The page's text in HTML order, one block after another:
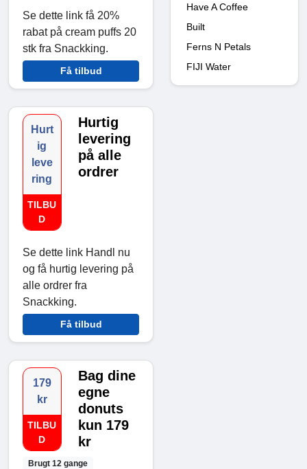
Se dette link få 20%
rabat på cream puffs 20
stk fra Snackking.
Få tilbud
Hurt
ig
leve
ring
TILBU
D
Hurtig
levering
på alle
ordrer
Se dette link Handl nu
og få hurtig levering på
alle ordrer fra
Snackking.
Få tilbud
179
kr
TILBU
D
Brugt 12 gange
Bag dine
egne
donuts
kun 179
kr
Have A Coffee
Built
Ferns N Petals
FIJI Water